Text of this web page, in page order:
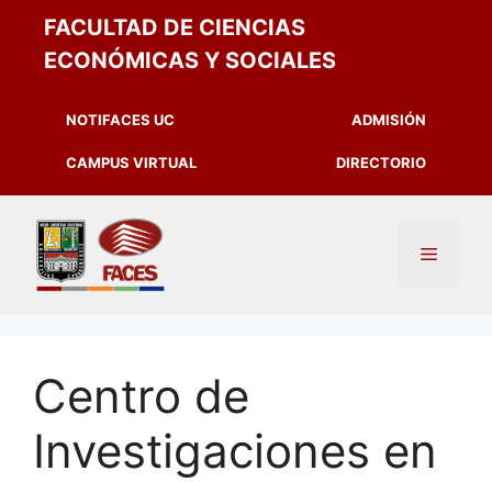
FACULTAD DE CIENCIAS
ECONÓMICAS Y SOCIALES
NOTIFACES UC ADMISIÓN
CAMPUS VIRTUAL DIRECTORIO
Centro de
Investigaciones en